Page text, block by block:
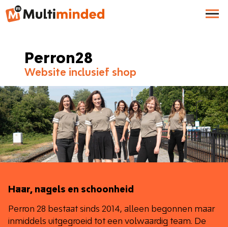
Perron28
Website inclusief shop
Haar, nagels en schoonheid
Perron 28 bestaat sinds 2014, alleen begonnen maar
inmiddels uitgegroeid tot een volwaardig team. De